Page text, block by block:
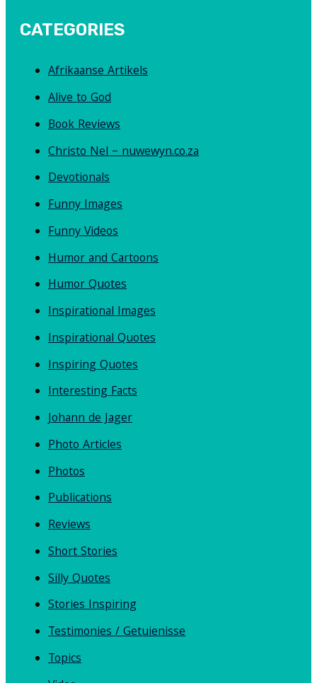
CATEGORIES
Afrikaanse Artikels
Alive to God
Book Reviews
Christo Nel – nuwewyn.co.za
Devotionals
Funny Images
Funny Videos
Humor and Cartoons
Humor Quotes
Inspirational Images
Inspirational Quotes
Inspiring Quotes
Interesting Facts
Johann de Jager
Photo Articles
Photos
Publications
Reviews
Short Stories
Silly Quotes
Stories Inspiring
Testimonies / Getuienisse
Topics